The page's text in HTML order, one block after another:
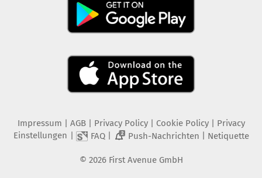
Impressum AGB Privacy Policy| Cookie Policy| Privacy
Einstellungen
FAQ| 2 Push-Nachrichten Netiquette
© 2026 First Avenue GmbH